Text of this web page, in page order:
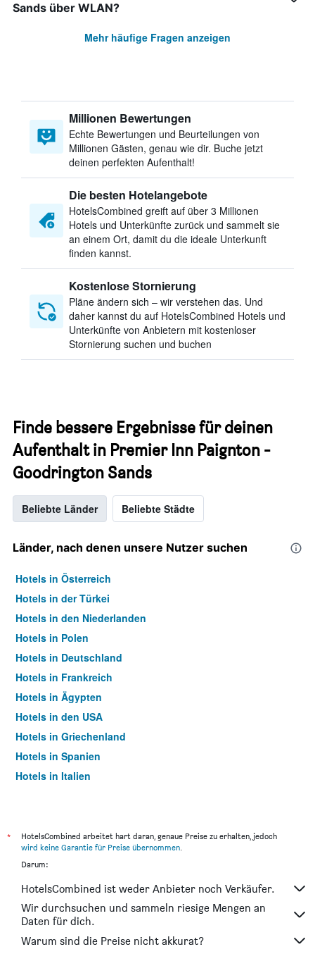
Sands über WLAN?
Mehr häufige Fragen anzeigen
Millionen Bewertungen
Echte Bewertungen und Beurteilungen von
Millionen Gästen, genau wie dir. Buche jetzt
deinen perfekten Aufenthalt!
Die besten Hotelangebote
HotelsCombined greift auf über 3 Millionen
Hotels und Unterkünfte zurück und sammelt sie
an einem Ort, damit du die ideale Unterkunft
finden kannst.
Kostenlose Stornierung
Pläne ändern sich – wir verstehen das. Und
daher kannst du auf HotelsCombined Hotels und
Unterkünfte von Anbietern mit kostenloser
Stornierung suchen und buchen
Finde bessere Ergebnisse für deinen
Aufenthalt in Premier Inn Paignton -
Goodrington Sands
Beliebte Länder Beliebte Städte
Länder, nach denen unsere Nutzer suchen
Hotels in Österreich
Hotels in der Türkei
Hotels in den Niederlanden
Hotels in Polen
Hotels in Deutschland
Hotels in Frankreich
Hotels in Ägypten
Hotels in den USA
Hotels in Griechenland
Hotels in Spanien
Hotels in Italien
*
HotelsCombined arbeitet hart daran, genaue Preise zu erhalten, jedoch
wird keine Garantie für Preise übernommen.
Darum:
HotelsCombined ist weder Anbieter noch Verkäufer.
Wir durchsuchen und sammeln riesige Mengen an
Daten für dich.
Warum sind die Preise nicht akkurat?